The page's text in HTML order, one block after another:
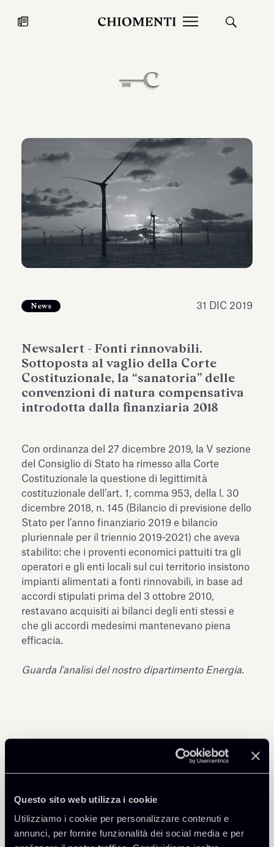
Questo sito web utilizza i cookie
Utilizziamo i cookie per personalizzare contenuti e
annunci, per fornire funzionalità dei social media e per
27 LUG 2026
Fondazione Torlonia inaugura la
mostra Marmora Romana
EcoVadis
News 31 DIC 2019
Newsalert - Fonti rinnovabili.
Sottoposta al vaglio della Corte
Costituzionale, la “sanatoria” delle
convenzioni di natura compensativa
introdotta dalla finanziaria 2018
Con ordinanza del 27 dicembre 2019, la V sezione
del Consiglio di Stato ha rimesso alla Corte
Costituzionale la questione di legittimità
costituzionale dell’art. 1, comma 953, della l. 30
dicembre 2018, n. 145 (Bilancio di previsione dello
Stato per l’anno finanziario 2019 e bilancio
pluriennale per il triennio 2019-2021) che aveva
stabilito: che i proventi economici pattuiti tra gli
operatori e gli enti locali sul cui territorio insistono
impianti alimentati a fonti rinnovabili, in base ad
accordi stipulati prima del 3 ottobre 2010,
restavano acquisiti ai bilanci degli enti stessi e
che gli accordi medesimi mantenevano piena
efficacia.
Guarda l'analisi del nostro dipartimento Energia.
Condividi